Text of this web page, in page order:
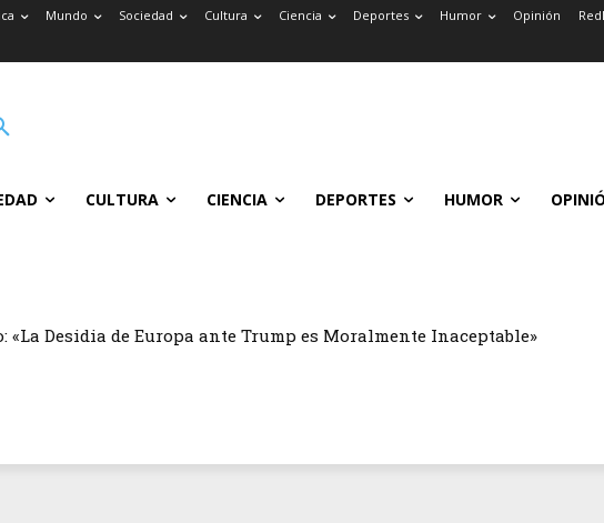
Mundo Sociedad Cultura Ciencia Deportes Humor Opinión
CULTURA CIENCIA DEPORTES HUMOR
«La Desidia de Europa ante Trump es Moralmente Inaceptable»